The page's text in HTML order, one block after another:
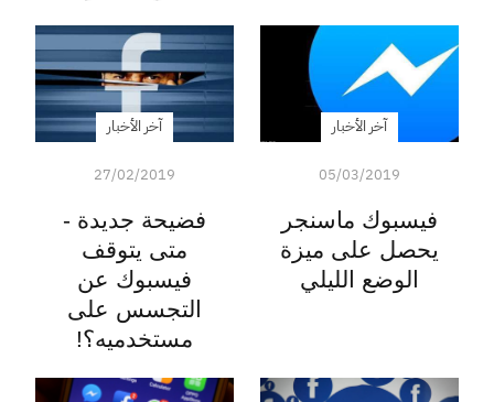
آخر الأخبار
05/03/2019
فيسبوك ماسنجر
يحصل على ميزة
الوضع الليلي
آخر الأخبار
27/02/2019
فضيحة جديدة -
متى يتوقف
فيسبوك عن
التجسس على
مستخدميه؟!